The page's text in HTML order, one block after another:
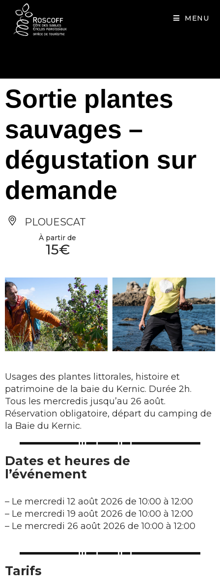
MENU
Sortie plantes
sauvages –
dégustation sur
demande
PLOUESCAT
À partir de
15€
Usages des plantes littorales, histoire et
patrimoine de la baie du Kernic. Durée 2h.
Tous les mercredis jusqu’au 26 août.
Réservation obligatoire, départ du camping de
la Baie du Kernic.
Dates et heures de
l’événement
– Le mercredi 12 août 2026 de 10:00 à 12:00
– Le mercredi 19 août 2026 de 10:00 à 12:00
– Le mercredi 26 août 2026 de 10:00 à 12:00
Tarifs
Cookies management panel